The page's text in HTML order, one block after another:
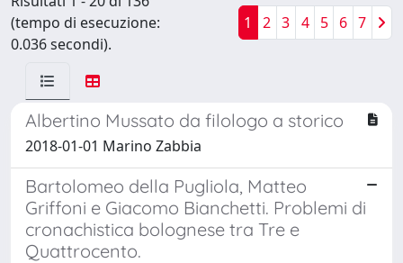
(tempo di esecuzione:
0.036 secondi).
1 2 3 4 5 6 7
Albertino Mussato da filologo a storico
2018-01-01 Marino Zabbia
Bartolomeo della Pugliola, Matteo
Griffoni e Giacomo Bianchetti. Problemi di
cronachistica bolognese tra Tre e
Quattrocento.